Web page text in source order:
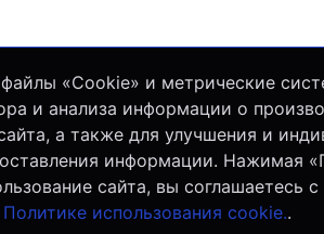
«Cookie» и метрические
и анализа информации о
а также для улучшения и
информации. Нажимая
сайта, вы соглашаетесь
Политике использования cookie..